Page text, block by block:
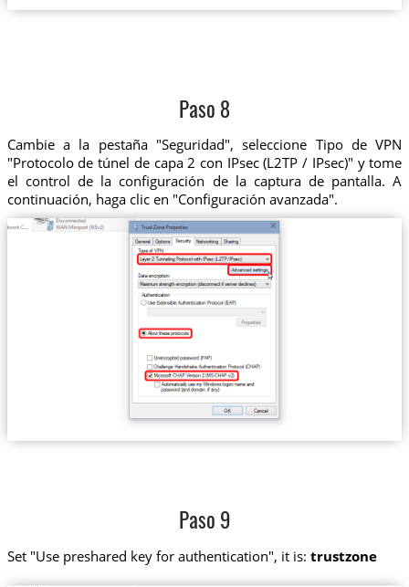
Paso 8
Cambie a la pestaña "Seguridad", seleccione Tipo de VPN
"Protocolo de túnel de capa 2 con IPsec (L2TP / IPsec)" y tome
el control de la configuración de la captura de pantalla. A
continuación, haga clic en "Configuración avanzada".
Paso 9
Set "Use preshared key for authentication", it is: trustzone